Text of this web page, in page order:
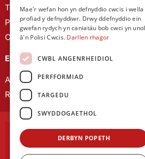
Telerau ac Amodau
Polisi Preifatrwydd
Cysylltu â ni
EIN CYHOEDDIADAU
Astudiaethau Cymreig
Rhwydwaith Ymchwil Gyrfa Cynnar
Cymdeithas Ddysgedig Cymru, corfforedig drwy
Swyddfa gofrestredig:The University Registry, King
Mae'r wefan hon yn defnyddio cwcis i wella
profiad y defnyddiwr. Drwy ddefnyddio ein
gwefan rydych yn caniatáu bob cwci yn unol
â'n Polisi Cwcis. Darllen rhagor
CWBL ANGENRHEIDIOL
PERFFORMIAD
TARGEDU
SWYDDOGAETHOL
DERBYN POPETH